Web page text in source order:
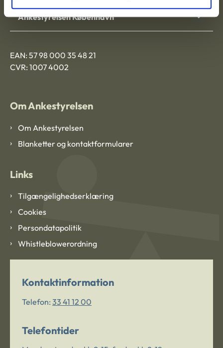
Ankestyrelsen København
EAN: 57 98 000 35 48 21
CVR: 1007 4002
Om Ankestyrelsen
Om Ankestyrelsen
Blanketter og kontaktformularer
Links
Tilgængelighedserklæring
Cookies
Persondatapolitik
Whistleblowerordning
Kontaktinformation
Telefon: 33 41 12 00
Telefontider